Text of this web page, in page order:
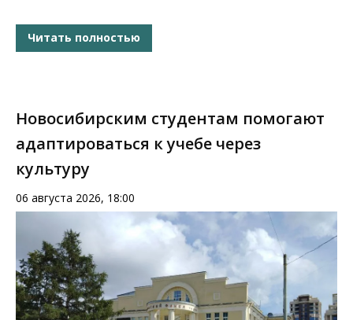
Читать полностью
Новосибирским студентам помогают
адаптироваться к учебе через
культуру
06 августа 2026, 18:00